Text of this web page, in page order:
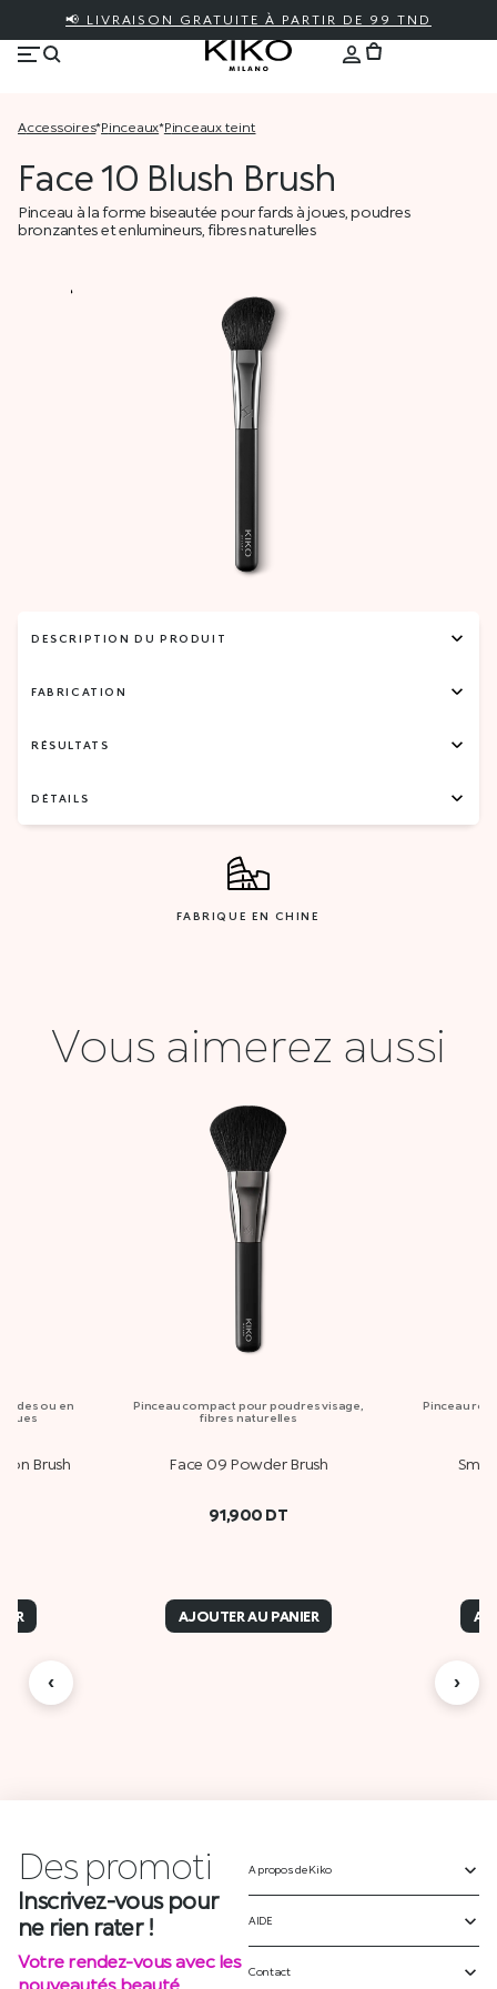
📢 LIVRAISON GRATUITE À PARTIR DE 99 TND
accessoires* pinceaux* pinceaux teint
Face 10 Blush Brush
Pinceau à la forme biseautée pour fards à joues, poudres
bronzantes et enlumineurs, fibres naturelles
DESCRIPTION DU PRODUIT
FABRICATION
RÉSULTATS
DÉTAILS
FABRIQUE EN CHINE
Vous aimerez aussi
ou en
Brush
Pinceau compact pour poudres visage,
fibres naturelles
Face 09 Powder Brush
91,900 DT
AJOUTER AU PANIER
Pinceau
‹ ›
Des promoti
Inscrivez-vous pour
ne rien rater !
Votre rendez-vous avec les
nouveautés beauté
A propos de Kiko
AIDE
Contact